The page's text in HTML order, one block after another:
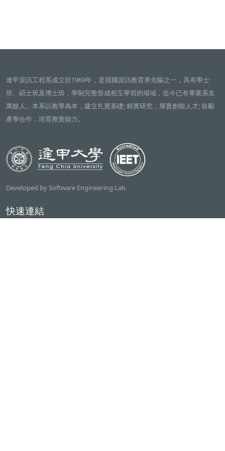
逢甲資訊工程系成立於1969年，是我國資訊教育界先驅之一，具有學士
班、碩士班及博士班，學制完整形成相互學習的場域，迄今已有畢業系友
萬餘人。本系以教學為本，建立扎實基礎; 精實研究，厚實創能人才; 鼓勵
產學合作，培育務實能力。
Developed by Software Engineering Lab
快速連結